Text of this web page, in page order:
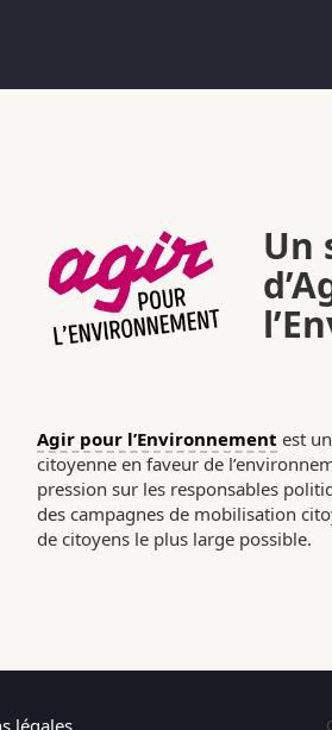
Un
Agir pour l’Environnement est
citoyenne en faveur de
pression sur les responsables
des campagnes de mobilisation
de citoyens le plus large possible.
légales